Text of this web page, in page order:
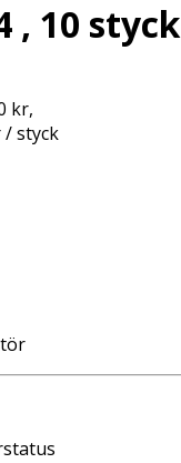
, 10 styck
kr,
/ styck